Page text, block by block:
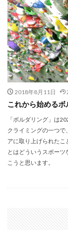
2018年8月11日
これから始めるボ
「ボルダリング」は
クライミングの一つ
アに取り上げられた
とはどういうスポー
こうと思います。